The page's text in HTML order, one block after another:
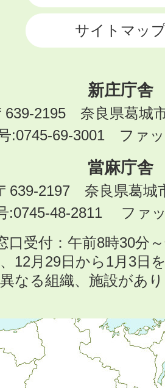
サイトマッ
新庄庁舎
639-2195 奈良県葛城
:0745-69-3001 ファ
當麻庁舎
639-2197 奈良県葛城
:0745-48-2811 ファ
口受付：午前8時30分
、12月29日から1月3日
なる組織、施設があ